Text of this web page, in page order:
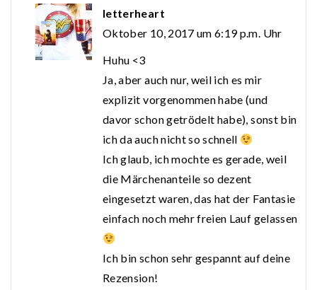
letterheart
Oktober 10, 2017 um 6:19 p.m. Uhr
Huhu <3
Ja, aber auch nur, weil ich es mir
explizit vorgenommen habe (und
davor schon getrödelt habe), sonst bin
ich da auch nicht so schnell
Ich glaub, ich mochte es gerade, weil
die Märchenanteile so dezent
eingesetzt waren, das hat der Fantasie
einfach noch mehr freien Lauf gelassen
Ich bin schon sehr gespannt auf deine
Rezension!